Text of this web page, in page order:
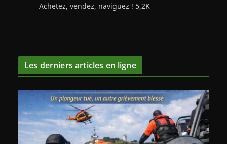
Achetez, vendez, naviguez ! 5,2K
Les derniers articles en ligne